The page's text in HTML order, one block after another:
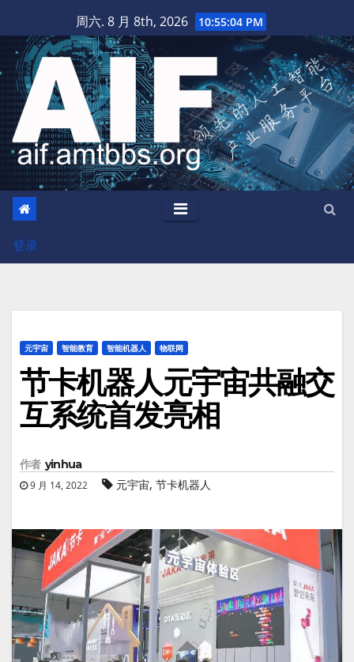
至
内
容
周六. 8 月 8th, 2026 10:55:04 PM
登录
元宇宙 智能教育 智能机器人 物联网
节卡机器人元宇宙共融交
互系统首发亮相
作者 yinhua
9 月 14, 2022 元宇宙, 节卡机器人